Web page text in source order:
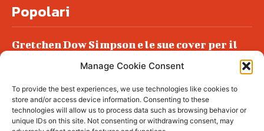
Manage Cookie Consent
To provide the best experiences, we use technologies like cookies to
store and/or access device information. Consenting to these
technologies will allow us to process data such as browsing behavior or
unique IDs on this site. Not consenting or withdrawing consent, may
Popolari
Gretchen Dow Simpson e le sue cover per il
Podlech, il Cile lo ha condannato
all’ergastolo